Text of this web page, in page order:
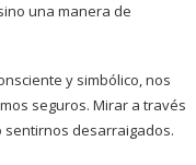
una manera de
y simbólico, nos
seguros. Mirar a través
sentirnos desarraigados.